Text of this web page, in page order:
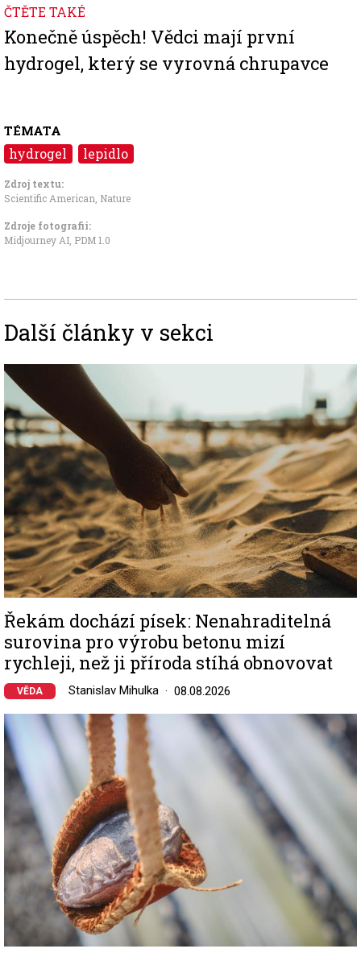
ČTĚTE TAKÉ
Konečně úspěch! Vědci mají první
hydrogel, který se vyrovná chrupavce
TÉMATA
hydrogel lepidlo
Zdroj textu:
Scientific American Nature
Zdroje fotografii:
Midjourney AI, PDM 1.0
Další články v sekci
Image
Řekám dochází písek: Nenahraditelná
surovina pro výrobu betonu mizí
rychleji, než ji příroda stíhá obnovovat
VĚDA Stanislav Mihulka 08.08.2026
Image